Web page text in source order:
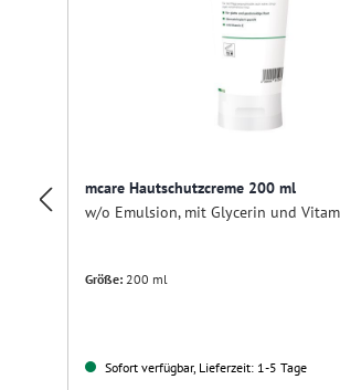
mcare Hautschutzcreme 200 ml
w/o Emulsion, mit Glycerin und
Größe: 200 ml
Sofort verfügbar, Lieferzeit: 1-5 Tage